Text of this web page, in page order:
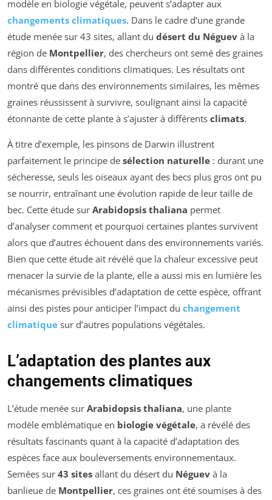
modèle en biologie végétale, peuvent s’adapter aux
changements climatiques. Dans le cadre d’une grande
étude menée sur 43 sites, allant du désert du Néguev à la
région de Montpellier, des chercheurs ont semé des graines
dans différentes conditions climatiques. Les résultats ont
montré que dans des environnements similaires, les mêmes
graines réussissent à survivre, soulignant ainsi la capacité
étonnante de cette plante à s’ajuster à différents climats.
À titre d’exemple, les pinsons de Darwin illustrent
parfaitement le principe de sélection naturelle : durant une
sécheresse, seuls les oiseaux ayant des becs plus gros ont pu
se nourrir, entraînant une évolution rapide de leur taille de
bec. Cette étude sur Arabidopsis thaliana permet
d’analyser comment et pourquoi certaines plantes survivent
alors que d’autres échouent dans des environnements variés.
Bien que cette étude ait révélé que la chaleur excessive peut
menacer la survie de la plante, elle a aussi mis en lumière les
mécanismes prévisibles d’adaptation de cette espèce, offrant
ainsi des pistes pour anticiper l’impact du changement
climatique sur d’autres populations végétales.
L’adaptation des plantes aux
changements climatiques
L’étude menée sur Arabidopsis thaliana, une plante
modèle emblématique en biologie végétale, a révélé des
résultats fascinants quant à la capacité d’adaptation des
espèces face aux bouleversements environnementaux.
Semées sur 43 sites allant du désert du Néguev à la
banlieue de Montpellier, ces graines ont été soumises à des